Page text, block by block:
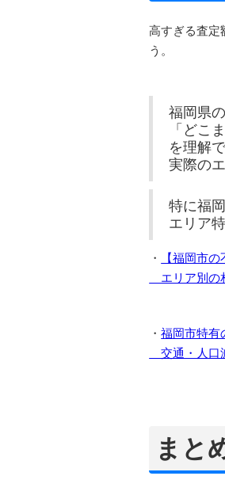
高すぎる査定
う。
福岡県
「どこ
を理解
実際の
特に福
エリア
・
【福岡市
エリア別の
・福岡市特有
交通・人口
まと